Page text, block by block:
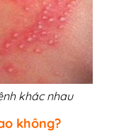
khác nhau
không?